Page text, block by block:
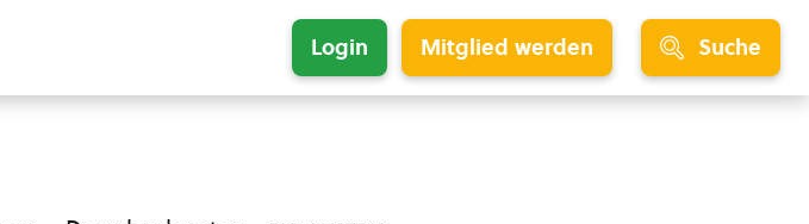
Login Mitglied werden Suche